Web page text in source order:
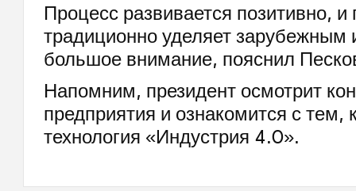
Процесс развивается позитивно, и
традиционно уделяет зарубежным
большое внимание, пояснил
Напомним, президент осмотрит
предприятия и ознакомится с тем,
технология «Индустрия 4.0».